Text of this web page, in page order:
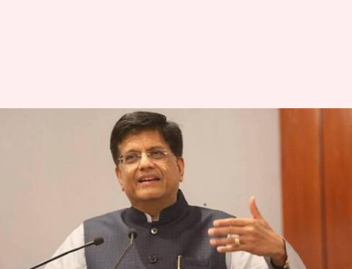
Tesla : భారత్‎లోకి టెస్లా.. పీయూష్‌
గోయల్‌తో మస్క్‌ భేటీ ఎప్పుడో
TEJAVYAS BESTHA Nov 09, 2023 01:46 pm
ఈ వార్తాకథనం ఏంటి